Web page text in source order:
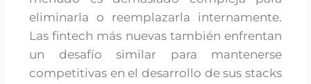
eliminarla o reemplazarla internamente.
Las fintech más nuevas también enfrentan
un desafío similar para mantenerse
competitivas en el desarrollo de sus stacks